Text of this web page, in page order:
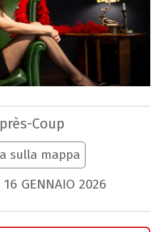
Coup
sulla mappa
16 GENNAIO 2026